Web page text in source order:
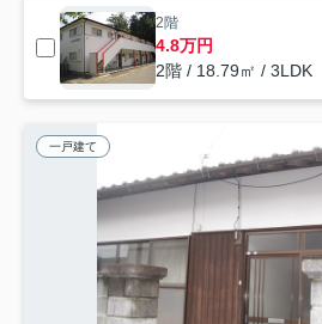
2階
4.8万円
2階 / 18.79㎡ / 3LDK
一戸建て